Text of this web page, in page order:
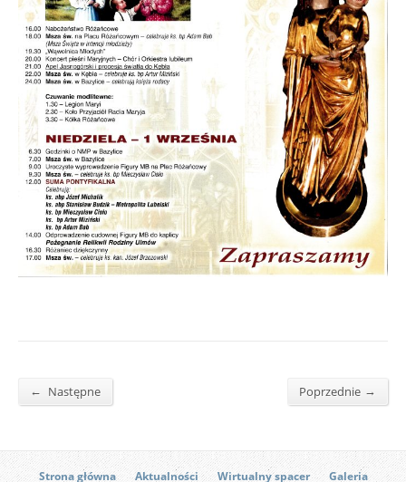
← Następne Poprzednie →
Strona główna Aktualności Wirtualny spacer Galeria